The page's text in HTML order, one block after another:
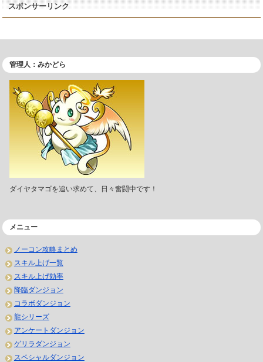
スポンサーリンク
管理人：みかどら
ダイヤタマゴを追い求めて、日々奮闘中です！
メニュー
ノーコン攻略まとめ
スキル上げ一覧
スキル上げ効率
降臨ダンジョン
コラボダンジョン
龍シリーズ
アンケートダンジョン
ゲリラダンジョン
スペシャルダンジョン